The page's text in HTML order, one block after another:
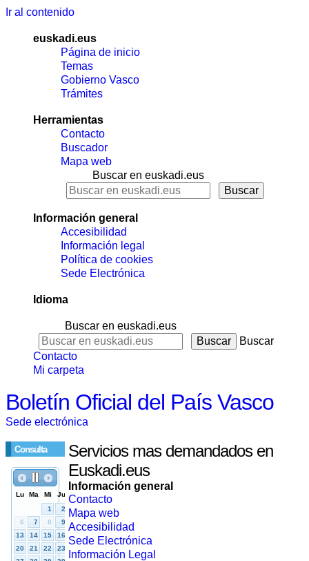
Ir al contenido
euskadi.eus
Página de inicio
Temas
Gobierno Vasco
Trámites
Herramientas
Contacto
Buscador
Mapa web
Buscar en euskadi.eus
Información general
Accesibilidad
Información legal
Política de cookies
Sede Electrónica
Idioma
Buscar en euskadi.eus
Buscar
Contacto
Mi carpeta
Boletín Oficial del País Vasco
Sede electrónica
Consulta
Servicios mas demandados en
Euskadi.eus
Información general
Contacto
Mapa web
Accesibilidad
Sede Electrónica
Información Legal